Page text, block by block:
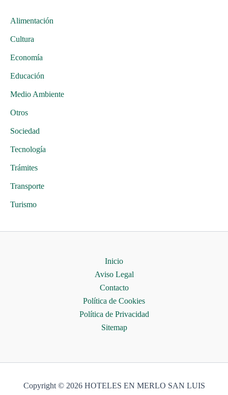
Alimentación
Cultura
Economía
Educación
Medio Ambiente
Otros
Sociedad
Tecnología
Trámites
Transporte
Turismo
Inicio
Aviso Legal
Contacto
Política de Cookies
Política de Privacidad
Sitemap
Copyright © 2026 HOTELES EN MERLO SAN LUIS